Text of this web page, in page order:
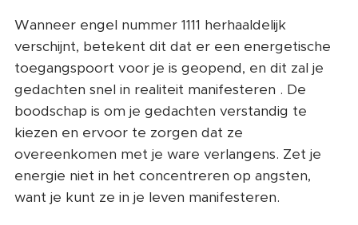
Wanneer engel nummer 1111 herhaaldelijk
verschijnt, betekent dit dat er een energetische
toegangspoort voor je is geopend, en dit zal je
gedachten snel in realiteit manifesteren . De
boodschap is om je gedachten verstandig te
kiezen en ervoor te zorgen dat ze
overeenkomen met je ware verlangens. Zet je
energie niet in het concentreren op angsten,
want je kunt ze in je leven manifesteren.